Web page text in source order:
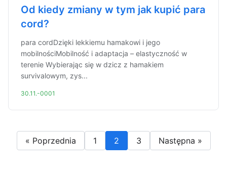
Od kiedy zmiany w tym jak kupić para
cord?
para cordDzięki lekkiemu hamakowi i jego
mobilnościMobilność i adaptacja – elastyczność w
terenie Wybierając się w dzicz z hamakiem
survivalowym, zys...
30.11.-0001
« Poprzednia 1 2 3 Następna »